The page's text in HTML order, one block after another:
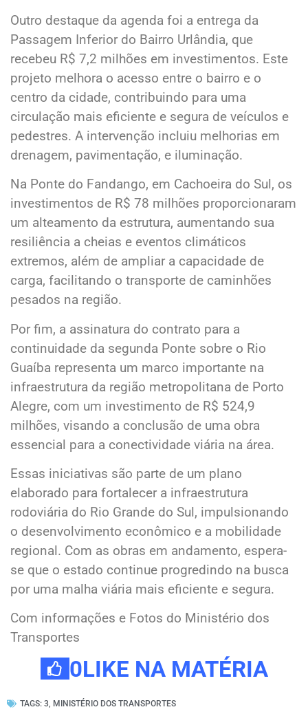
Outro destaque da agenda foi a entrega da
Passagem Inferior do Bairro Urlândia, que
recebeu R$ 7,2 milhões em investimentos. Este
projeto melhora o acesso entre o bairro e o
centro da cidade, contribuindo para uma
circulação mais eficiente e segura de veículos e
pedestres. A intervenção incluiu melhorias em
drenagem, pavimentação, e iluminação.
Na Ponte do Fandango, em Cachoeira do Sul, os
investimentos de R$ 78 milhões proporcionaram
um alteamento da estrutura, aumentando sua
resiliência a cheias e eventos climáticos
extremos, além de ampliar a capacidade de
carga, facilitando o transporte de caminhões
pesados na região.
Por fim, a assinatura do contrato para a
continuidade da segunda Ponte sobre o Rio
Guaíba representa um marco importante na
infraestrutura da região metropolitana de Porto
Alegre, com um investimento de R$ 524,9
milhões, visando a conclusão de uma obra
essencial para a conectividade viária na área.
Essas iniciativas são parte de um plano
elaborado para fortalecer a infraestrutura
rodoviária do Rio Grande do Sul, impulsionando
o desenvolvimento econômico e a mobilidade
regional. Com as obras em andamento, espera-
se que o estado continue progredindo na busca
por uma malha viária mais eficiente e segura.
Com informações e Fotos do Ministério dos
Transportes
0LIKE NA MATÉRIA
TAGS: 3 MINISTÉRIO DOS TRANSPORTES